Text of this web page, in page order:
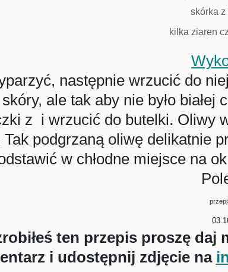
skórka z
kilka ziaren
następnie wrzucić do
ale tak aby nie było
z i wrzucić do butelki. Oliwy
Tak podgrzaną oliwę delikatnie
w chłodne miejsce na
ten przepis proszę daj
i udostępnij zdjęcie na